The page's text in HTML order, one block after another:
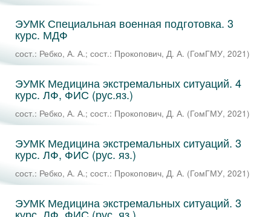
ЭУМК Специальная военная подготовка. 3
курс. МДФ
сост.: Ребко, А. А.; сост.: Прокопович, Д. А. (ГомГМУ, 2021)
ЭУМК Медицина экстремальных ситуаций. 4
курс. ЛФ, ФИС (рус.яз.)
сост.: Ребко, А. А.; сост.: Прокопович, Д. А. (ГомГМУ, 2021)
ЭУМК Медицина экстремальных ситуаций. 3
курс. ЛФ, ФИС (рус. яз.)
сост.: Ребко, А. А.; сост.: Прокопович, Д. А. (ГомГМУ, 2021)
ЭУМК Медицина экстремальных ситуаций. 3